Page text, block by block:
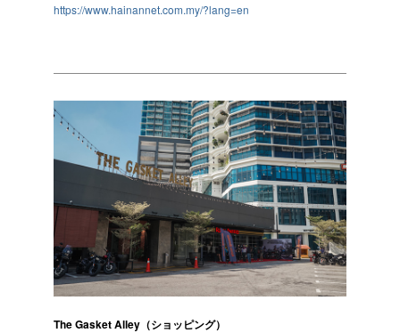
https://www.hainannet.com.my/?lang=en
The Gasket Alley（ショッピング）